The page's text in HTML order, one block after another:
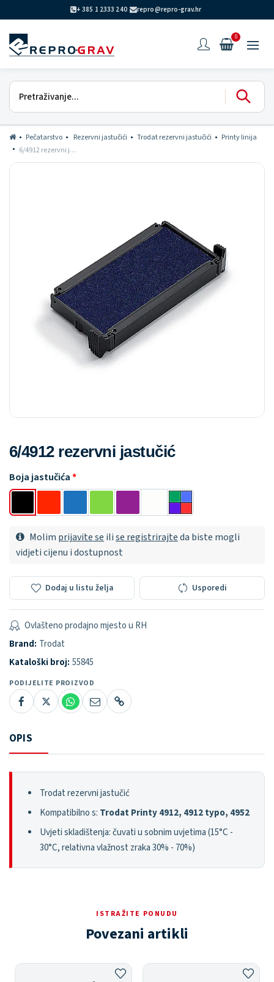
+ 385 1 2333 240 repro@repro-grav.hr
0
Pečatarstvo Rezervni jastučići Trodat rezervni jastučići
Printy linija
6/4912 rezervni jastučić
6/4912 rezervni jastučić
Boja jastučića
Molim prijavite se ilise registrirajteda biste mogli
vidjeti cijenu i dostupnost
Dodaj u listu želja Usporedi
Ovlašteno prodajno mjesto u RH
Brand: Trodat
Kataloški broj: 55845
PODIJELITE PROIZVOD
OPIS
Trodat rezervni jastučić
Kompatibilno s: Trodat Printy 4912, 4912 typo, 4952
Uvjeti skladištenja: čuvati u sobnim uvjetima (15°C -
30°C, relativna vlažnost zraka 30% - 70%)
ISTRAŽITE PONUDU
Povezani artikli